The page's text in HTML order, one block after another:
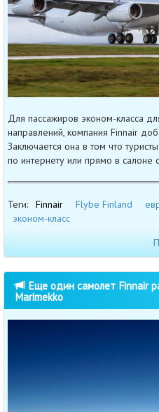
Для пассажиров эконом-класса
направлений, компания Finnair
Заключается она в том что
по интернету или прямо в салоне
Теги: Finnair Flybe Finland
эконом-класс
Еще один самолет Finnair
Marimekko